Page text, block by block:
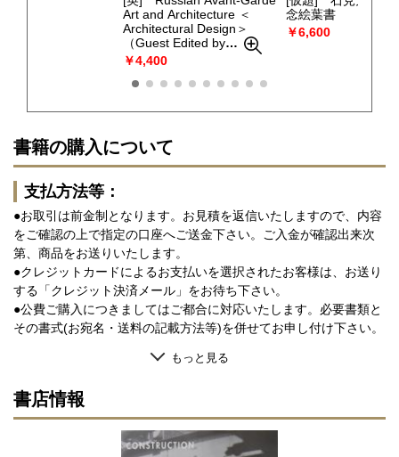
Art and Architecture ＜
Architectural Design＞
（Guest Edited by
Catherine Cooke）
￥4,400
念絵葉書
￥6,600
書籍の購入について
支払方法等：
●お取引は前金制となります。お見積を返信いたしますので、内容
をご確認の上で指定の口座へご送金下さい。ご入金が確認出来次
第、商品をお送りいたします。
●クレジットカードによるお支払いを選択されたお客様は、お送り
する「クレジット決済メール」をお待ち下さい。
●公費ご購入につきましてはご都合に対応いたします。必要書類と
その書式(お宛名・送料の記載方法等)を併せてお申し付け下さい。
もっと見る
書店情報